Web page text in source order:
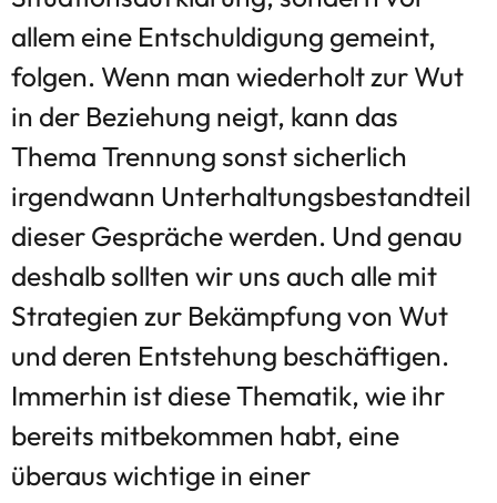
allem eine Entschuldigung gemeint,
folgen. Wenn man wiederholt zur Wut
in der Beziehung neigt, kann das
Thema Trennung sonst sicherlich
irgendwann Unterhaltungsbestandteil
dieser Gespräche werden. Und genau
deshalb sollten wir uns auch alle mit
Strategien zur Bekämpfung von Wut
und deren Entstehung beschäftigen.
Immerhin ist diese Thematik, wie ihr
bereits mitbekommen habt, eine
überaus wichtige in einer